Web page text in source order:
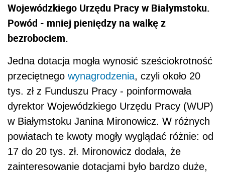
Wojewódzkiego Urzędu Pracy w Białymstoku.
Powód - mniej pieniędzy na walkę z
bezrobociem.
Jedna dotacja mogła wynosić sześciokrotność
przeciętnego wynagrodzenia, czyli około 20
tys. zł z Funduszu Pracy - poinformowała
dyrektor Wojewódzkiego Urzędu Pracy (WUP)
w Białymstoku Janina Mironowicz. W różnych
powiatach te kwoty mogły wyglądać różnie: od
17 do 20 tys. zł. Mironowicz dodała, że
zainteresowanie dotacjami było bardzo duże,